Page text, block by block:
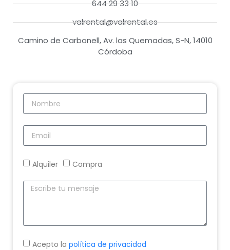
644 29 33 10
valrental@valrental.es
Camino de Carbonell, Av. las Quemadas, S-N, 14010
Córdoba
Alquiler Compra
Acepto la política de privacidad